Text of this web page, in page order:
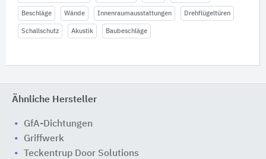
Beschläge Wände Innenraumausstattungen Drehflügeltüren
Schallschutz Akustik Baubeschläge
Ähnliche Hersteller
GfA-Dichtungen
Griffwerk
Teckentrup Door Solutions